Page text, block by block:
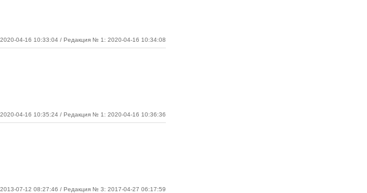
04-16 10:33:04 / Редакция № 1: 2020-04-16 10:34:08
04-16 10:35:24 / Редакция № 1: 2020-04-16 10:36:36
07-12 08:27:46 / Редакция № 3: 2017-04-27 06:17:59